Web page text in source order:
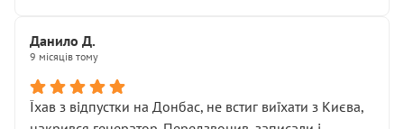
Данило Д.
9 місяців тому
Їхав з відпустки на Донбас, не встиг виїхати з Києва,